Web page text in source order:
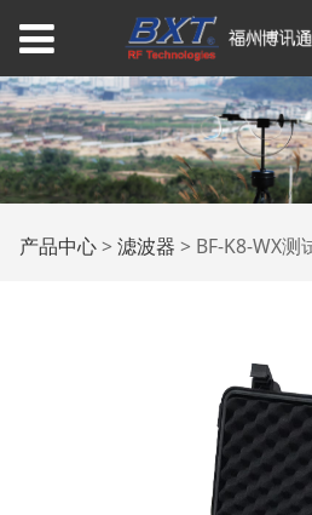
BF-K8-WX测
产品中心> 滤波器 > BF-K8-WX测